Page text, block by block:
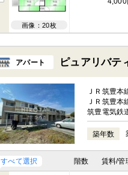
画像：20枚
アパート ピュアリバテ
ＪＲ筑豊本
ＪＲ筑豊本
筑豊電気鉄
築年数
すべて選択 階数 賃料/管